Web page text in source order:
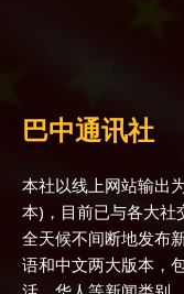
巴中通讯社
本社以线上网站输出
本)，目前已与各大社
全天候不间断地发布
语和中文两大版本，